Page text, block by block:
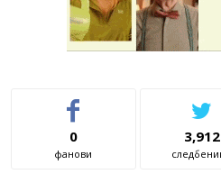
0
фанови
3,912